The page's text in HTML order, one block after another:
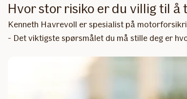
Hvor stor risiko er du villig til å
Kenneth Havrevoll er spesialist på
- Det viktigste spørsmålet du må stille deg er